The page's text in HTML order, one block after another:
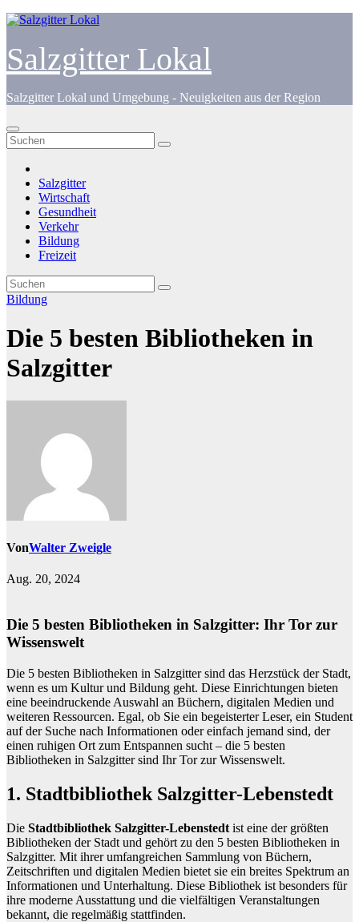
Zum
springen
Salzgitter Lokal
Salzgitter Lokal und Umgebung - Neuigkeiten aus der Region
Salzgitter
Wirtschaft
Gesundheit
Verkehr
Bildung
Freizeit
Bildung
Die 5 besten Bibliotheken in
Salzgitter
VonWalter Zweigle
Aug. 20, 2024
Die 5 besten Bibliotheken in Salzgitter: Ihr Tor zur
Wissenswelt
Die 5 besten Bibliotheken in Salzgitter sind das Herzstück der Stadt,
wenn es um Kultur und Bildung geht. Diese Einrichtungen bieten
eine beeindruckende Auswahl an Büchern, digitalen Medien und
weiteren Ressourcen. Egal, ob Sie ein begeisterter Leser, ein Student
auf der Suche nach Informationen oder einfach jemand sind, der
einen ruhigen Ort zum Entspannen sucht – die 5 besten
Bibliotheken in Salzgitter sind Ihr Tor zur Wissenswelt.
1. Stadtbibliothek Salzgitter-Lebenstedt
Die Stadtbibliothek Salzgitter-Lebenstedt ist eine der größten
Bibliotheken der Stadt und gehört zu den 5 besten Bibliotheken in
Salzgitter. Mit ihrer umfangreichen Sammlung von Büchern,
Zeitschriften und digitalen Medien bietet sie ein breites Spektrum an
Informationen und Unterhaltung. Diese Bibliothek ist besonders für
ihre moderne Ausstattung und die vielfältigen Veranstaltungen
bekannt, die regelmäßig stattfinden.